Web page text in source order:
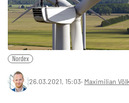
Nordex
26.03.2021, 15:03‧ Maximilian